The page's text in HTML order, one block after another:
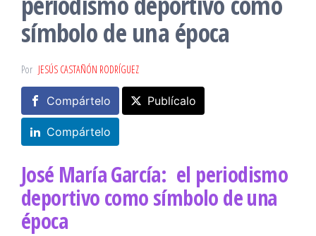
símbolo de una época
Por JESÚS CASTAÑÓN RODRÍGUEZ
Compártelo Publícalo
Compártelo
José María García: el periodismo
deportivo como símbolo de una
época